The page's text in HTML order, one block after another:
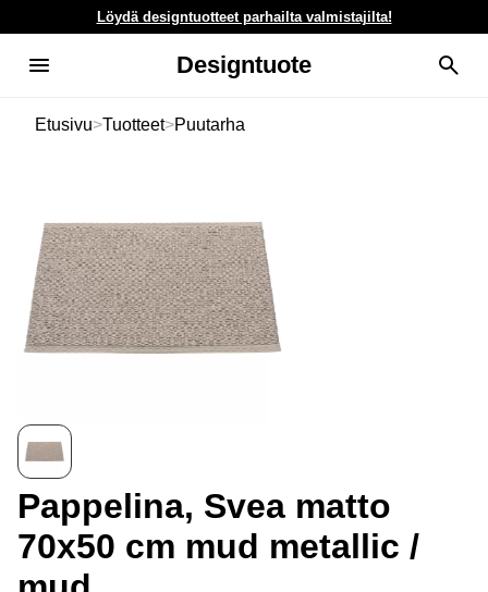
Löydä designtuotteet parhailta valmistajilta!
Designtuote
Etusivu>Tuotteet>Puutarha
Pappelina, Svea matto
70x50 cm mud metallic /